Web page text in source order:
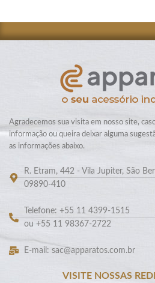
Agradecemos sua visita em nosso site,
informação ou queira deixar alguma
as informações abaixo.
R. Etram, 442 - Vila Jupiter, São
09890-410
Telefone: +55 11 4399-1515
ou +55 11 98367-2722
E-mail: sac@apparatos.com.br
VISITE NOSSAS